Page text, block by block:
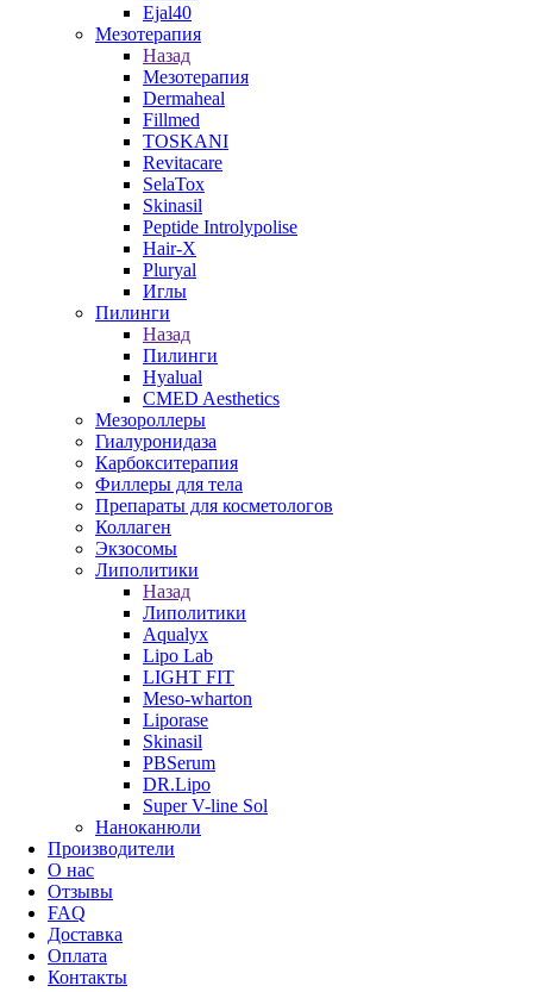
Ejal40
Мезотерапия
Назад
Мезотерапия
Dermaheal
Fillmed
TOSKANI
Revitacare
SelaTox
Skinasil
Peptide Introlypolise
Hair-X
Pluryal
Иглы
Пилинги
Назад
Пилинги
Hyalual
CMED Aesthetics
Мезороллеры
Гиалуронидаза
Карбокситерапия
Филлеры для тела
Препараты для косметологов
Коллаген
Экзосомы
Липолитики
Назад
Липолитики
Aqualyx
Lipo Lab
LIGHT FIT
Meso-wharton
Liporase
Skinasil
PBSerum
DR.Lipo
Super V-line Sol
Наноканюли
Производители
О нас
Отзывы
FAQ
Доставка
Оплата
Контакты